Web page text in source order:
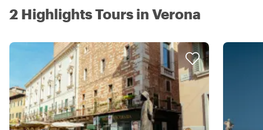
2 Highlights Tours in Verona